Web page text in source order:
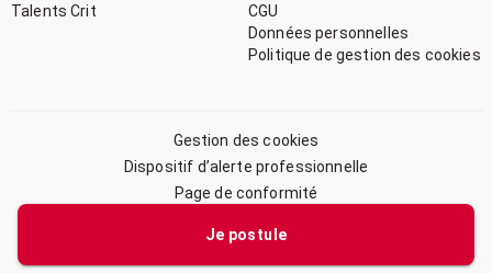
Je postule
Talents Crit
CGU
Données personnelles
Politique de gestion des cookies
Gestion des cookies
Dispositif d’alerte professionnelle
Page de conformité
© 2026 CRIT